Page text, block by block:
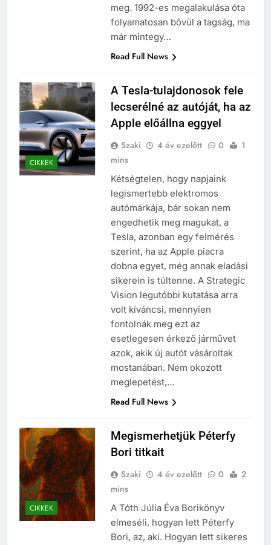
meg. 1992-es megalakulása óta
folyamatosan bővül a tagság, ma
már mintegy…
Read Full News
CIKKEK
A Tesla-tulajdonosok fele
lecserélné az autóját, ha az
Apple előállna eggyel
Szaki 4 év ezelőtt 0
1
mins
Kétségtelen, hogy napjaink
legismertebb elektromos
autómárkája, bár sokan nem
engedhetik meg magukat, a
Tesla, azonban egy felmérés
szerint, ha az Apple piacra
dobna egyet, még annak eladási
sikerein is túltenne. A Strategic
Vision legutóbbi kutatása arra
volt kíváncsi, mennyien
fontolnák meg ezt az
esetlegesen érkező járművet
azok, akik új autót vásároltak
mostanában. Nem okozott
meglepetést,…
Read Full News
CIKKEK
Megismerhetjük Péterfy
Bori titkait
Szaki 4 év ezelőtt 0
2
mins
A Tóth Júlia Éva Borikönyv
elmeséli, hogyan lett Péterfy
Bori, az, aki. Hogyan lett sikeres